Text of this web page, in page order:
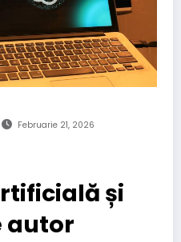
Februarie 21, 2026
și
autor